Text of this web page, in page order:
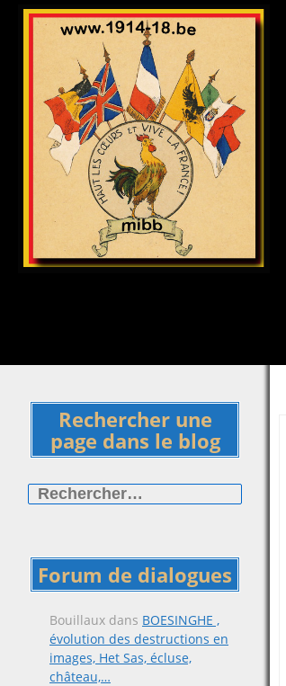
Rechercher une
page dans le blog
Forum de dialogues
Bouillaux dans BOESINGHE ,
évolution des destructions en
images, Het Sas, écluse,
château,…